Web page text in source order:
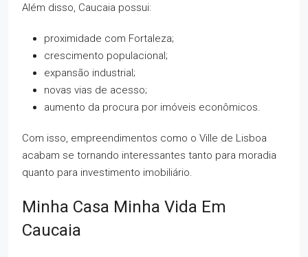
Além disso, Caucaia possui:
proximidade com Fortaleza;
crescimento populacional;
expansão industrial;
novas vias de acesso;
aumento da procura por imóveis econômicos.
Com isso, empreendimentos como o Ville de Lisboa
acabam se tornando interessantes tanto para moradia
quanto para investimento imobiliário.
Minha Casa Minha Vida Em
Caucaia